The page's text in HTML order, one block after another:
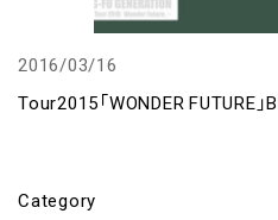
2016/03/16
Tour2015「WONDER FUTURE
Category